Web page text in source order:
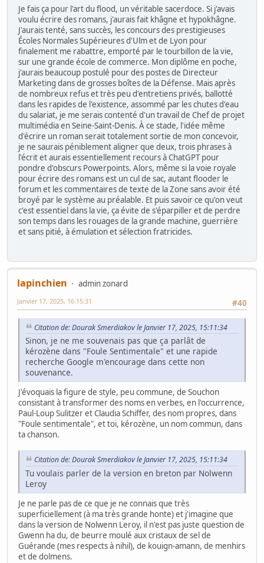
Je fais ça pour l'art du flood, un véritable sacerdoce. Si j'avais
voulu écrire des romans, j'aurais fait khâgne et hypokhâgne.
J'aurais tenté, sans succès, les concours des prestigieuses
Écoles Normales Supérieures d'Ulm et de Lyon pour
finalement me rabattre, emporté par le tourbillon de la vie,
sur une grande école de commerce. Mon diplôme en poche,
j'aurais beaucoup postulé pour des postes de Directeur
Marketing dans de grosses boîtes de la Défense. Mais après
de nombreux refus et très peu d'entretiens privés, ballotté
dans les rapides de l'existence, assommé par les chutes d'eau
du salariat, je me serais contenté d'un travail de Chef de projet
multimédia en Seine-Saint-Denis. À ce stade, l'idée même
d'écrire un roman serait totalement sortie de mon concevoir,
je ne saurais péniblement aligner que deux, trois phrases à
l'écrit et aurais essentiellement recours à ChatGPT pour
pondre d'obscurs Powerpoints. Alors, même si la voie royale
pour écrire des romans est un cul de sac, autant flooder le
forum et les commentaires de texte de la Zone sans avoir été
broyé par le système au préalable. Et puis savoir ce qu'on veut
c'est essentiel dans la vie, ça évite de s'éparpiller et de perdre
son temps dans les rouages de la grande machine, guerrière
et sans pitié, à émulation et sélection fratricides.
lapinchien
admin zonard
#40
Janvier 17, 2025, 16:15:31
Citation de: Dourak Smerdiakov le Janvier 17, 2025, 15:11:34
Sinon, je ne me souvenais pas que ça parlât de
kérozène dans "Foule Sentimentale" et une rapide
recherche Google m'encourage dans cette non
souvenance.
J'évoquais la figure de style, peu commune, de Souchon
consistant à transformer des noms en verbes, en l'occurrence,
Paul-Loup Sulitzer et Claudia Schiffer, des nom propres, dans
"Foule sentimentale", et toi, kérozène, un nom commun, dans
ta chanson.
Citation de: Dourak Smerdiakov le Janvier 17, 2025, 15:11:34
Tu voulais parler de la version en breton par Nolwenn
Leroy
Je ne parle pas de ce que je ne connais que très
superficiellement (à ma très grande honte) et j'imagine que
dans la version de Nolwenn Leroy, il n'est pas juste question de
Gwenn ha du, de beurre moulé aux cristaux de sel de
Guérande (mes respects à nihil), de kouign-amann, de menhirs
et de dolmens.